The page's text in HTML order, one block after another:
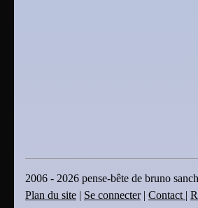
2006 - 2026 pense-bête de bruno
Plan du site | Se connecter| Contact |